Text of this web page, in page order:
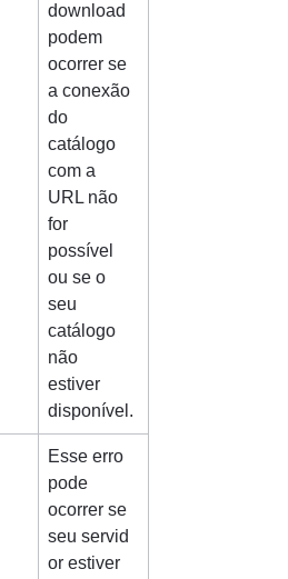
download
podem
ocorrer se
a conexão
do
catálogo
com a
URL não
for
possível
ou se o
seu
catálogo
não
estiver
disponível.
Esse erro
pode
ocorrer se
seu servid
or estiver